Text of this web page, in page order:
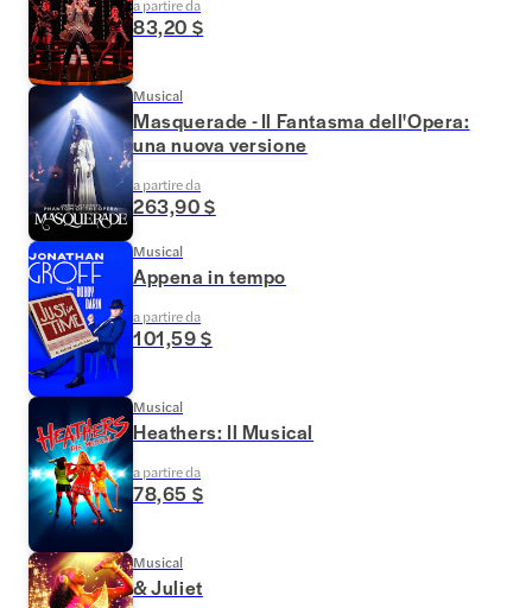
83,20 $
Musical
Masquerade - Il Fantasma dell'Opera:
una nuova versione
a partire da
263,90 $
Musical
Appena in tempo
a partire da
101,59 $
Musical
Heathers: Il Musical
a partire da
78,65 $
Musical
& Juliet